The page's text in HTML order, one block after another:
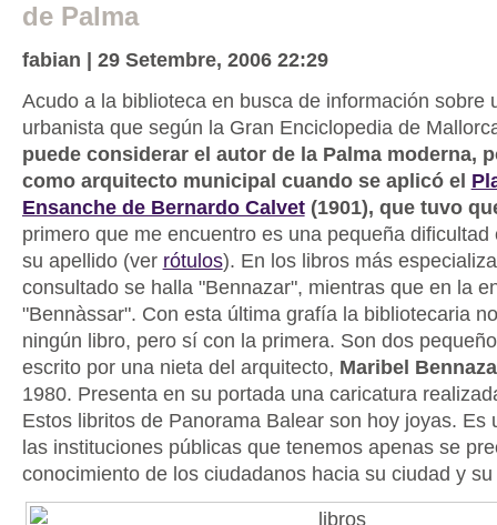
de Palma
fabian | 29 Setembre, 2006 22:29
Acudo a la biblioteca en busca de información sobre
urbanista que según la Gran Enciclopedia de
puede considerar el autor de la Palma moderna,
como arquitecto municipal cuando se aplicó el
Ensanche de Bernardo Calvet(1901), que tuvo
primero que me encuentro es una pequeña dificultad
su apellido (ver rótulos). En los libros más
consultado se halla "Bennazar", mientras que en la
"Bennàssar". Con esta última grafía la bibliotecaria
ningún libro, pero sí con la primera. Son dos
escrito por una nieta del arquitecto, Maribel
1980. Presenta en su portada una caricatura
Estos libritos de Panorama Balear son hoy joyas. Es
las instituciones públicas que tenemos apenas se
conocimiento de los ciudadanos hacia su ciudad y